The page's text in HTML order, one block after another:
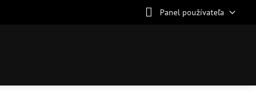
Panel používateľa